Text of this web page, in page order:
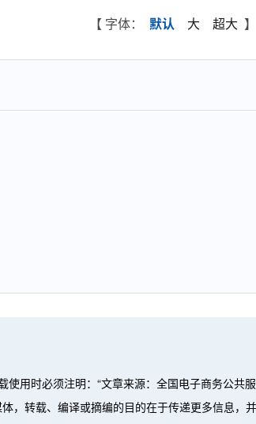
【 字体： 默认 大 超大 】
用时必须注明：“文章来源：全国电子商务公共服
，转载、编译或摘编的目的在于传递更多信息，